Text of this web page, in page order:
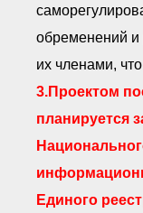
обременений
их членами,
3.Проектом
планируется
Единого